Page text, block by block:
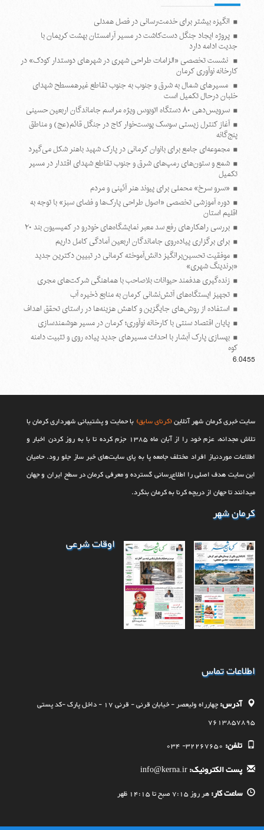
انگیزه بیشتر برای خدمت‌رسانی در فصل همدلی
پروژه ایجاد جنگل دست‌کاشت در مسیر آرامستان بهشت کریمان با
جدیت ادامه دارد
نشست تخصصی «الزامات طراحی شهری در شهرهای دوستدار کودک» در
کارخانه نوآوری کرمان
مسیرهای شمال به شرق و جنوب به جنوب تقاطع غیرهمسطح شهدای
خلبان درحال تکمیل است
سرویس‌دهی ۸۰ دستگاه اتوبوس ویژه مراسم جاماندگان اربعین حسینی
آغاز کنترل زیستی سوسک پوست‌خوار کاج در جنگل قائم(عج) و مناطق
پنج‌گانه
مجموعه‌ای جامع برای بانوان کرمانی در پارک شهید باهنر شکل می‌گیرد
شمع و ستون‌های رمپ‌های شرق و جنوب تقاطع شهدای اقتدار در مسیر
تکمیل
«سرو سرخ» محملی برای پیوند هنر آئینی و مردم
دوره آموزشی تخصصی «اصول طراحی پارک‌ها و فضای سبز» با توجه به
اقلیم استان
بررسی راهکارهای رفع سد معبر نمایشگاه‌های خودرو در کمیسیون بند ۲۰
برای برگزاری پیاده‌روی جاماندگان اربعین آمادگی کامل داریم
موفقیت تحسین‌برانگیز دانش‌آموخته کرمانی در تبیین دکترین جدید
«برندینگ شهری»
زنده‌گیری هدفمند حیوانات بلاصاحب با هماهنگی شرکت‌های مجری
تجهیز ایستگاه‌های آتش‌نشانی کرمان به منابع ذخیره آب
استفاده از روش‌های جایگزین و کاهش هزینه‌ها در راستای تحقق اهداف
پایان اقتصاد سنتی با کارخانه نوآوری؛ کرمان در مسیر هوشمندسازی
بهسازی پارک آبشار با احداث مسیرهای جدید پیاده روی و تثبیت دامنه
کوه
6.0455
سایت خبری کرمان شهر آنلاین(کرنای سابق) با حمایت و پشتیبانی شهرداری کرمان با
تلاش مجدانه، عزم خود را از آبان ماه 1385 جزم کرده تا با به روز کردن اخبار و
اطلاعات موردنیاز افراد مختلف جامعه پا به پای سایت‌های خبر ساز جلو رود. حامیان
این سایت هدف اصلی را اطلاع‌رسانی گسترده و معرفی کرمان در سطح ایران و جهان
می‎‏دانند تا جهان از دریچه کرنا به کرمان بنگرد.
کرمان شهر
اوقات شرعی
اطلاعات تماس
آدرس:
چهارراه وليعصر - خيابان قرنی - قرنی 17 - داخل پارک -کد پستی
7613857895
تلفن: 32267650- 034
پست الکترونیک: info@kerna.ir
ساعت کار:هر روز 7:15 صبح تا 14:15 ظهر